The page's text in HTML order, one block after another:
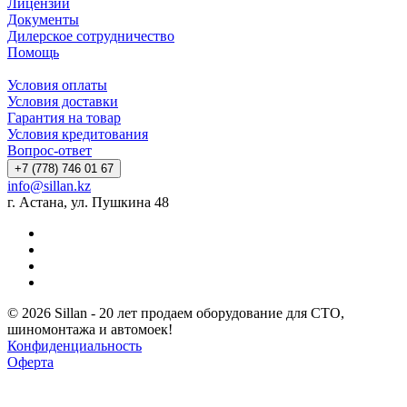
Лицензии
Документы
Дилерское сотрудничество
Помощь
Условия оплаты
Условия доставки
Гарантия на товар
Условия кредитования
Вопрос-ответ
+7 (778) 746 01 67
info@sillan.kz
г. Астана, ул. Пушкина 48
© 2026 Sillan - 20 лет продаем оборудование для СТО,
шиномонтажа и автомоек!
Конфиденциальность
Оферта